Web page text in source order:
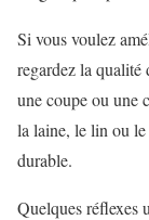
Si vous voulez
regardez la qualité
une coupe ou une
la laine, le lin ou
durable.
Quelques réflexes